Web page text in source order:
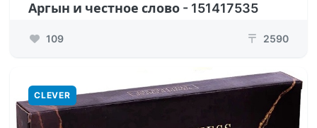
Аргын и честное слово - 151417535
109 ₸ 2590
CLEVER